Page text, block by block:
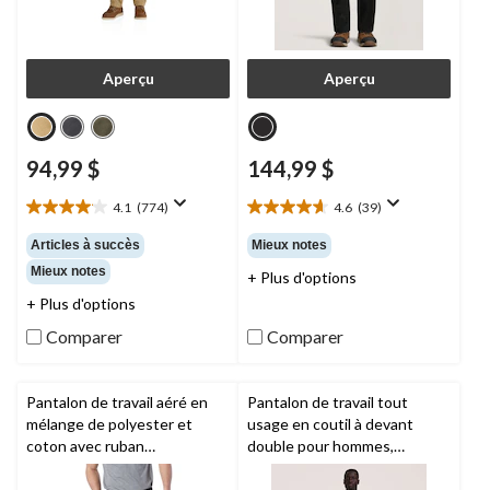
Aperçu
94,99 $
4.1 (774)
4.1
étoile(s)
sur
5.
774
Articles à succès
Mieux notes
+ Plus d'options
Comparer
Aperçu
144,99 $
4.6 (39)
4.6
étoile(s)
sur
5.
Mieux notes
+ Plus d'options
Comparer
Pantalon de travail aéré en
mélange de polyester et
coton avec ruban
réfléchissant pour hommes,
Pantalon de travail tout
usage en coutil à devant
double pour hommes,
Dakota Workpro Series